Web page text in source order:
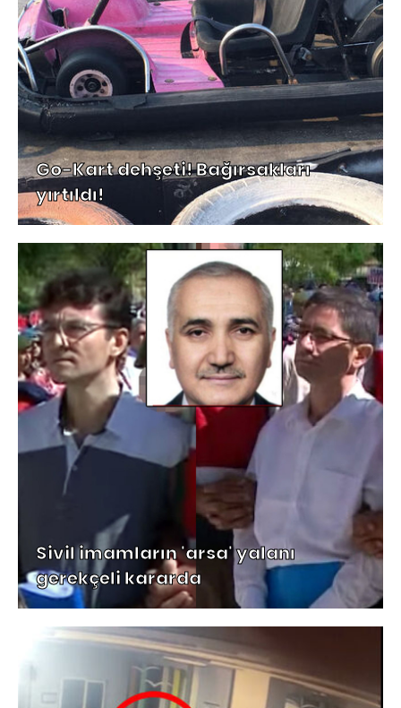
Go-Kart dehşeti! Bağırsakları
yırtıldı!
Sivil imamların 'arsa' yalanı
gerekçeli kararda